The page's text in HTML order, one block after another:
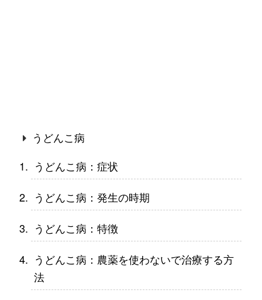
うどんこ病
うどんこ病：症状
うどんこ病：発生の時期
うどんこ病：特徴
うどんこ病：農薬を使わないで治療する方
法